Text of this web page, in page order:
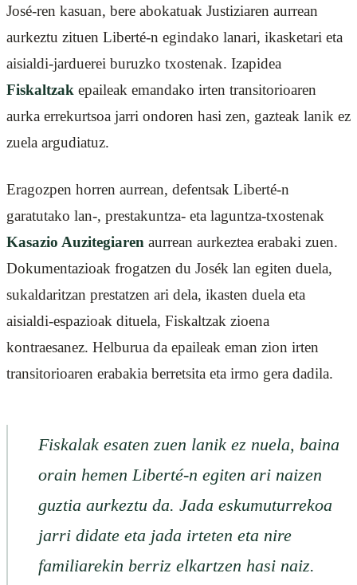
José-ren kasuan, bere abokatuak Justiziaren aurrean
aurkeztu zituen Liberté-n egindako lanari, ikasketari eta
aisialdi-jarduerei buruzko txostenak. Izapidea
Fiskaltzak epaileak emandako irten transitorioaren
aurka errekurtsoa jarri ondoren hasi zen, gazteak lanik ez
zuela argudiatuz.
Eragozpen horren aurrean, defentsak Liberté-n
garatutako lan-, prestakuntza- eta laguntza-txostenak
Kasazio Auzitegiaren aurrean aurkeztea erabaki zuen.
Dokumentazioak frogatzen du Josék lan egiten duela,
sukaldaritzan prestatzen ari dela, ikasten duela eta
aisialdi-espazioak dituela, Fiskaltzak zioena
kontraesanez. Helburua da epaileak eman zion irten
transitorioaren erabakia berretsita eta irmo gera dadila.
Fiskalak esaten zuen lanik ez nuela, baina
orain hemen Liberté-n egiten ari naizen
guztia aurkeztu da. Jada eskumuturrekoa
jarri didate eta jada irteten eta nire
familiarekin berriz elkartzen hasi naiz.